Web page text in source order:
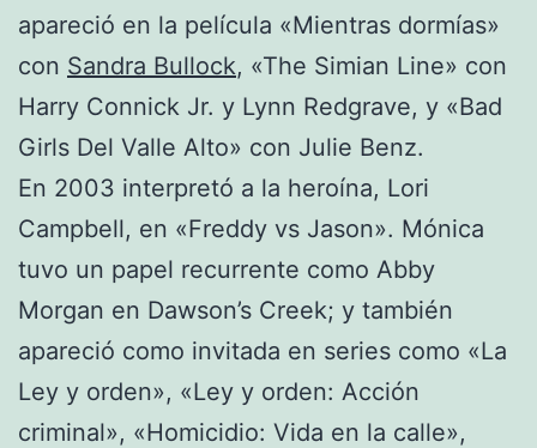
apareció en la película «Mientras dormías»
con Sandra Bullock, «The Simian Line» con
Harry Connick Jr. y Lynn Redgrave, y «Bad
Girls Del Valle Alto» con Julie Benz.
En 2003 interpretó a la heroína, Lori
Campbell, en «Freddy vs Jason». Mónica
tuvo un papel recurrente como Abby
Morgan en Dawson’s Creek; y también
apareció como invitada en series como «La
Ley y orden», «Ley y orden: Acción
criminal», «Homicidio: Vida en la calle»,